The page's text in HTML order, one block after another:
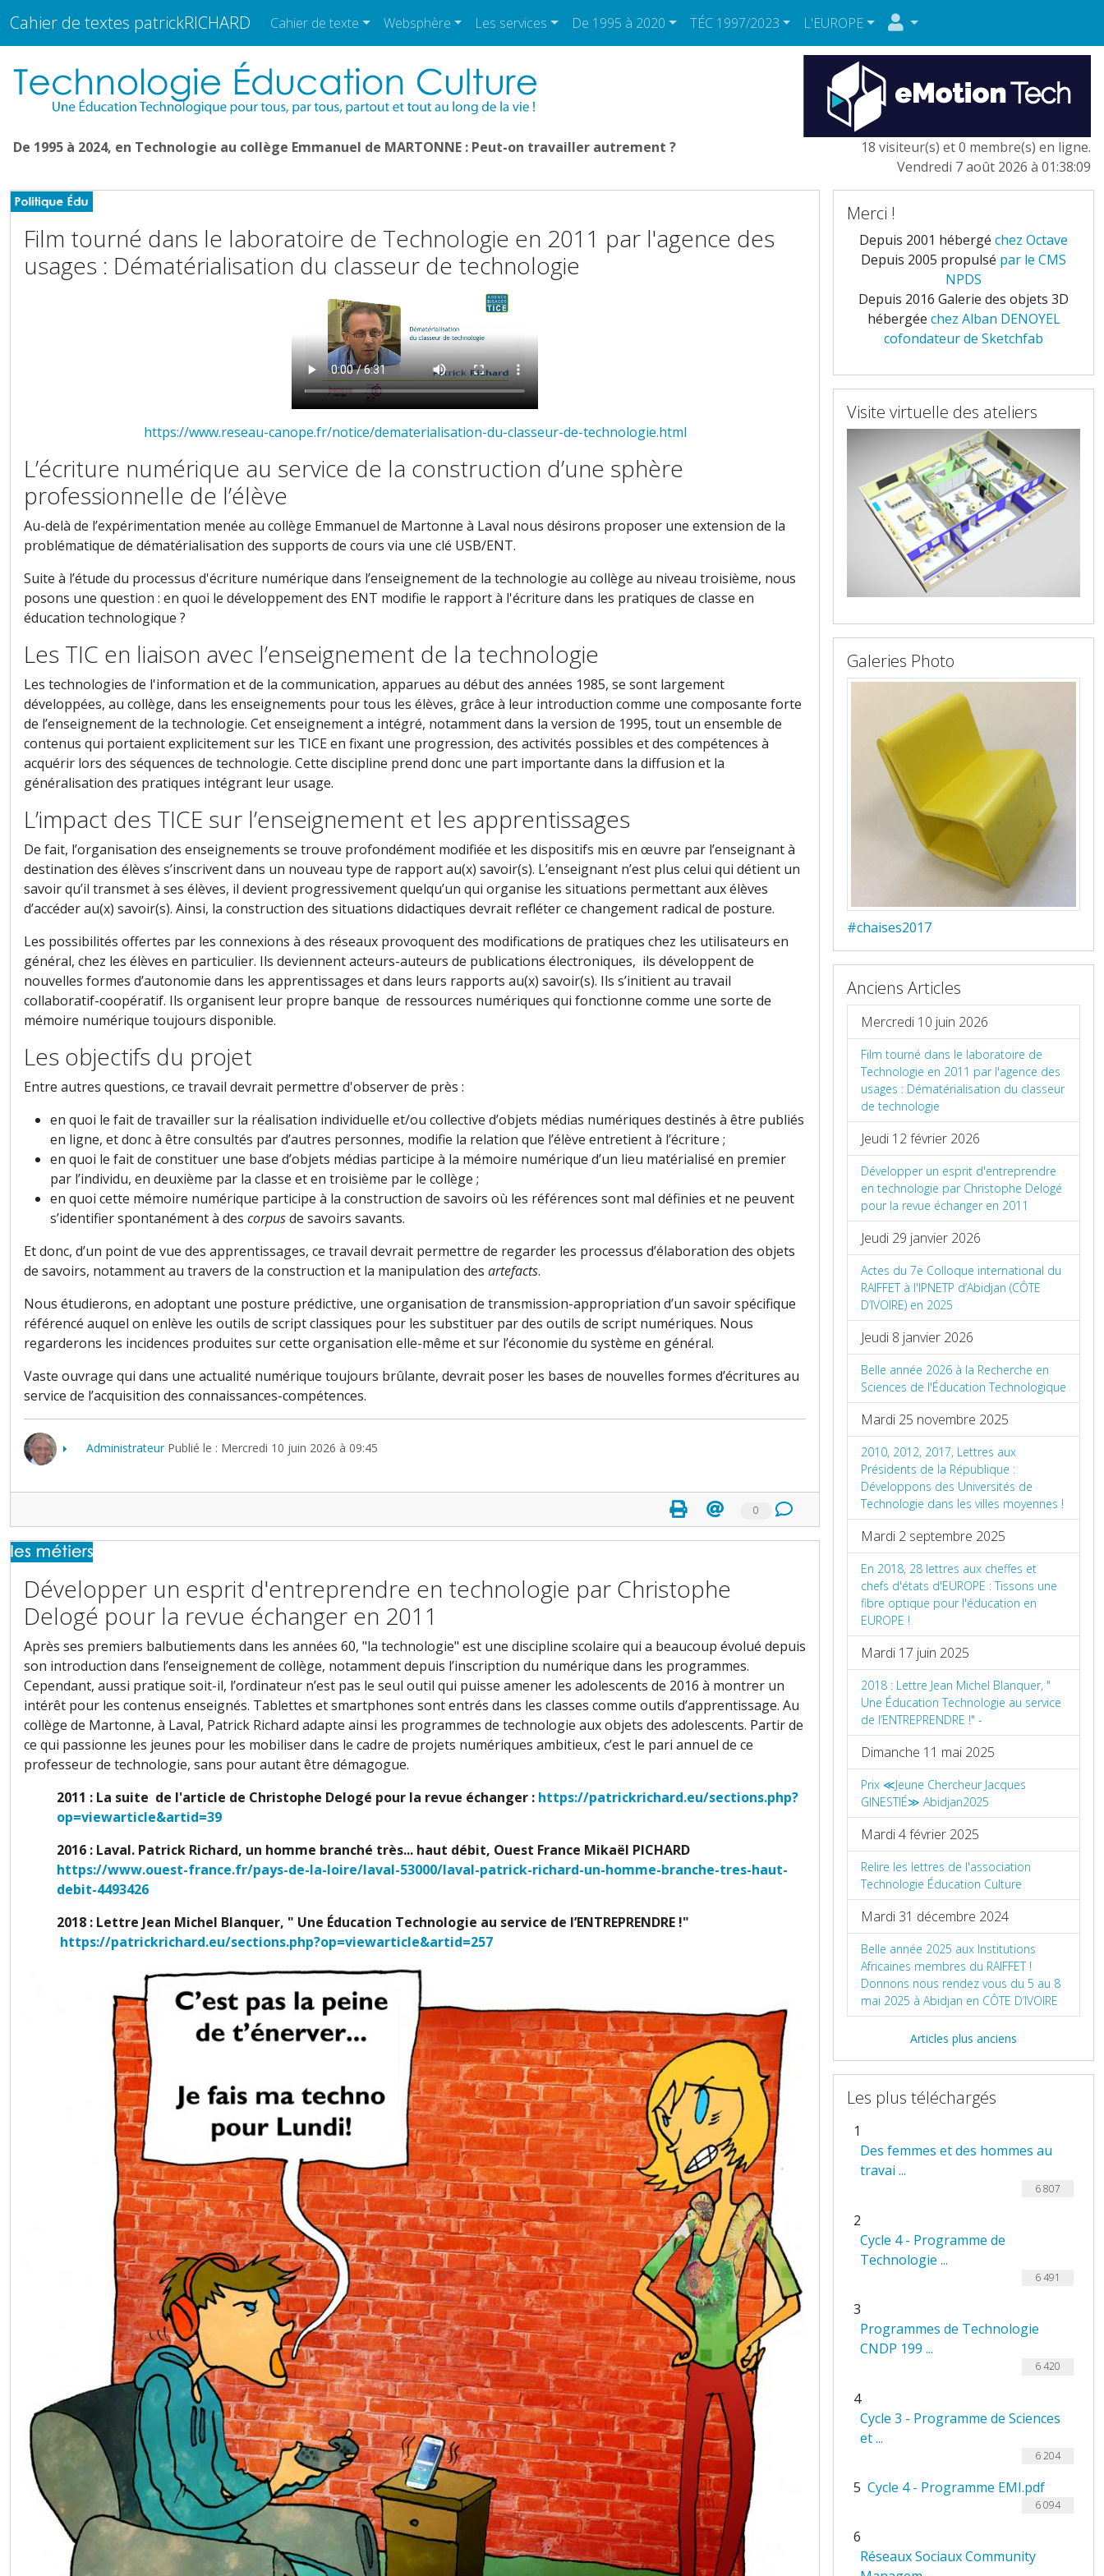
Cahier de textes patrickRICHARD Cahier de texte Websphère Les services De 1995 à 2020 TÉC 1997/2023 L'EUROPE
De 1995 à 2024, en Technologie au collège Emmanuel de MARTONNE : Peut-on travailler autrement ?
18 visiteur(s) et 0 membre(s) en ligne.
Vendredi 7 août 2026 à 01:38:09
Film tourné dans le laboratoire de Technologie en 2011 par l'agence des
usages : Dématérialisation du classeur de technologie
https://www.reseau-canope.fr/notice/dematerialisation-du-classeur-de-technologie.html
L’écriture numérique au service de la construction d’une sphère
professionnelle de l’élève
Au-delà de l’expérimentation menée au collège Emmanuel de Martonne à Laval nous désirons proposer une extension de la
problématique de dématérialisation des supports de cours via une clé USB/ENT.
Suite à l’étude du processus d'écriture numérique dans l’enseignement de la technologie au collège au niveau troisième, nous
posons une question : en quoi le développement des ENT modifie le rapport à l'écriture dans les pratiques de classe en
éducation technologique ?
Les TIC en liaison avec l’enseignement de la technologie
Les technologies de l'information et de la communication, apparues au début des années 1985, se sont largement
développées, au collège, dans les enseignements pour tous les élèves, grâce à leur introduction comme une composante forte
de l’enseignement de la technologie. Cet enseignement a intégré, notamment dans la version de 1995, tout un ensemble de
contenus qui portaient explicitement sur les TICE en fixant une progression, des activités possibles et des compétences à
acquérir lors des séquences de technologie. Cette discipline prend donc une part importante dans la diffusion et la
généralisation des pratiques intégrant leur usage.
L’impact des TICE sur l’enseignement et les apprentissages
De fait, l’organisation des enseignements se trouve profondément modifiée et les dispositifs mis en œuvre par l’enseignant à
destination des élèves s’inscrivent dans un nouveau type de rapport au(x) savoir(s). L’enseignant n’est plus celui qui détient un
savoir qu’il transmet à ses élèves, il devient progressivement quelqu’un qui organise les situations permettant aux élèves
d’accéder au(x) savoir(s). Ainsi, la construction des situations didactiques devrait refléter ce changement radical de posture.
Les possibilités offertes par les connexions à des réseaux provoquent des modifications de pratiques chez les utilisateurs en
général, chez les élèves en particulier. Ils deviennent acteurs-auteurs de publications électroniques, ils développent de
nouvelles formes d’autonomie dans les apprentissages et dans leurs rapports au(x) savoir(s). Ils s’initient au travail
collaboratif-coopératif. Ils organisent leur propre banque de ressources numériques qui fonctionne comme une sorte de
mémoire numérique toujours disponible.
Les objectifs du projet
Entre autres questions, ce travail devrait permettre d'observer de près :
en quoi le fait de travailler sur la réalisation individuelle et/ou collective d’objets médias numériques destinés à être publiés
en ligne, et donc à être consultés par d’autres personnes, modifie la relation que l’élève entretient à l’écriture ;
en quoi le fait de constituer une base d’objets médias participe à la mémoire numérique d’un lieu matérialisé en premier
par l’individu, en deuxième par la classe et en troisième par le collège ;
en quoi cette mémoire numérique participe à la construction de savoirs où les références sont mal définies et ne peuvent
s’identifier spontanément à des corpusde savoirs savants.
Et donc, d’un point de vue des apprentissages, ce travail devrait permettre de regarder les processus d’élaboration des objets
de savoirs, notamment au travers de la construction et la manipulation des artefacts.
Nous étudierons, en adoptant une posture prédictive, une organisation de transmission-appropriation d’un savoir spécifique
référencé auquel on enlève les outils de script classiques pour les substituer par des outils de script numériques. Nous
regarderons les incidences produites sur cette organisation elle-même et sur l’économie du système en général.
Vaste ouvrage qui dans une actualité numérique toujours brûlante, devrait poser les bases de nouvelles formes d’écritures au
service de l’acquisition des connaissances-compétences.
AdministrateurPublié le : Mercredi 10 juin 2026 à 09:45
0
Développer un esprit d'entreprendre en technologie par Christophe
Delogé pour la revue échanger en 2011
Après ses premiers balbutiements dans les années 60, "la technologie" est une discipline scolaire qui a beaucoup évolué depuis
son introduction dans l’enseignement de collège, notamment depuis l’inscription du numérique dans les programmes.
Cependant, aussi pratique soit-il, l’ordinateur n’est pas le seul outil qui puisse amener les adolescents de 2016 à montrer un
intérêt pour les contenus enseignés. Tablettes et smartphones sont entrés dans les classes comme outils d’apprentissage. Au
collège de Martonne, à Laval, Patrick Richard adapte ainsi les programmes de technologie aux objets des adolescents. Partir de
ce qui passionne les jeunes pour les mobiliser dans le cadre de projets numériques ambitieux, c’est le pari annuel de ce
professeur de technologie, sans pour autant être démagogue.
2011 : La suite de l'article de Christophe Delogé pour la revue échanger : https://patrickrichard.eu/sections.php?
op=viewarticle&artid=39
2016 : Laval. Patrick Richard, un homme branché très... haut débit, Ouest France Mikaël PICHARD
https://www.ouest-france.fr/pays-de-la-loire/laval-53000/laval-patrick-richard-un-homme-branche-tres-haut-
debit-4493426
2018 : Lettre Jean Michel Blanquer, " Une Éducation Technologie au service de l’ENTREPRENDRE !"
https://patrickrichard.eu/sections.php?op=viewarticle&artid=257
Merci !
Depuis 2001 hébergé chez Octave
Depuis 2005 propulsé par le CMS
NPDS
Depuis 2016 Galerie des objets 3D
hébergée chez Alban DENOYEL
cofondateur de Sketchfab
Visite virtuelle des ateliers
Galeries Photo
#chaises2017
Anciens Articles
Mercredi 10 juin 2026
Film tourné dans le laboratoire de
Technologie en 2011 par l'agence des
usages : Dématérialisation du classeur
de technologie
Jeudi 12 février 2026
Développer un esprit d'entreprendre
en technologie par Christophe Delogé
pour la revue échanger en 2011
Jeudi 29 janvier 2026
Actes du 7e Colloque international du
RAIFFET à l'IPNETP d’Abidjan (CÔTE
D’IVOIRE) en 2025
Jeudi 8 janvier 2026
Belle année 2026 à la Recherche en
Sciences de l'Éducation Technologique
Mardi 25 novembre 2025
2010, 2012, 2017, Lettres aux
Présidents de la République :
Développons des Universités de
Technologie dans les villes moyennes !
Mardi 2 septembre 2025
En 2018, 28 lettres aux cheffes et
chefs d'états d'EUROPE : Tissons une
fibre optique pour l'éducation en
EUROPE !
Mardi 17 juin 2025
2018 : Lettre Jean Michel Blanquer, "
Une Éducation Technologie au service
de l’ENTREPRENDRE !" -
Dimanche 11 mai 2025
Prix ≪Jeune Chercheur Jacques
GINESTIÉ≫ Abidjan2025
Mardi 4 février 2025
Relire les lettres de l'association
Technologie Éducation Culture
Mardi 31 décembre 2024
Belle année 2025 aux Institutions
Africaines membres du RAIFFET !
Donnons nous rendez vous du 5 au 8
mai 2025 à Abidjan en CÔTE D’IVOIRE
Articles plus anciens
Les plus téléchargés
1
Des femmes et des hommes au
travai ...
6 807
2
Cycle 4 - Programme de
Technologie ...
6 491
3
Programmes de Technologie
CNDP 199 ...
6 420
4
Cycle 3 - Programme de Sciences
et ...
6 204
5 Cycle 4 - Programme EMI.pdf
6 094
6
Réseaux Sociaux Community